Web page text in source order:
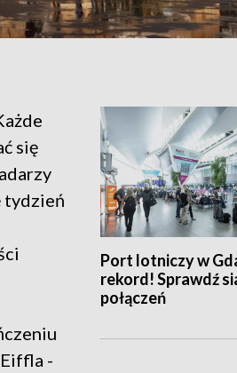
Port lotniczy w
rekord! Sprawdź
połączeń
się
tydzień
-